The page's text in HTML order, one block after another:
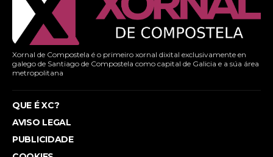
Xornal de Compostela é o primeiro xornal dixital exclusivamente en
galego de Santiago de Compostela como capital de Galicia e a súa área
metropolitana
QUE É XC?
AVISO LEGAL
PUBLICIDADE